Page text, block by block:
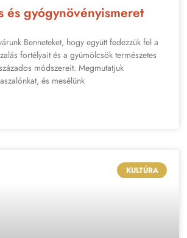
és gyógynövényismeret
Benneteket, hogy együtt fedezzük fel a
fortélyait és a gyümölcsök természetes
módszereit. Megmutatjuk
és mesélünk
KULTÚRA